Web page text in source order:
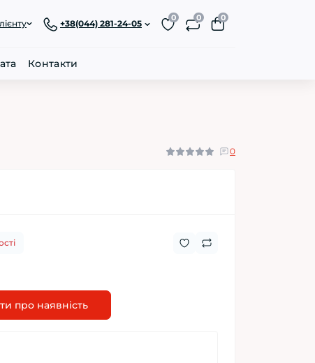
+38(044) 281-24-05
0 0 0
Контакти
0
про наявність